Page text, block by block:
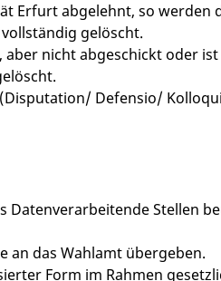
Erfurt abgelehnt, so werden
gelöscht.
nicht abgeschickt oder
Defensio/
Stellen
an das Wahlamt übergeben.
Form im Rahmen